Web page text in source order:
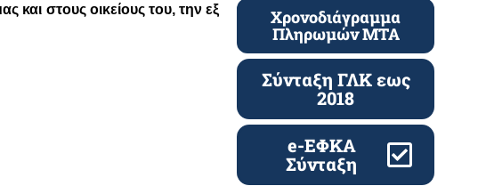
στους οικείους του, την εξ
Χρονοδιάγραμμα
Πληρωμών ΜΤΑ
Σύνταξη ΓΛΚ εως
2018
e-ΕΦΚΑ
Σύνταξη